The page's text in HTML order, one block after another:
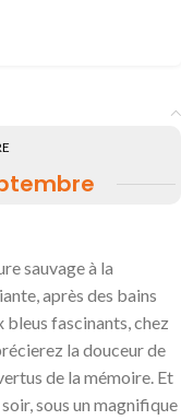
sauvage à la
après des bains
bleus fascinants, chez
la douceur de
de la mémoire. Et
sous un magnifique